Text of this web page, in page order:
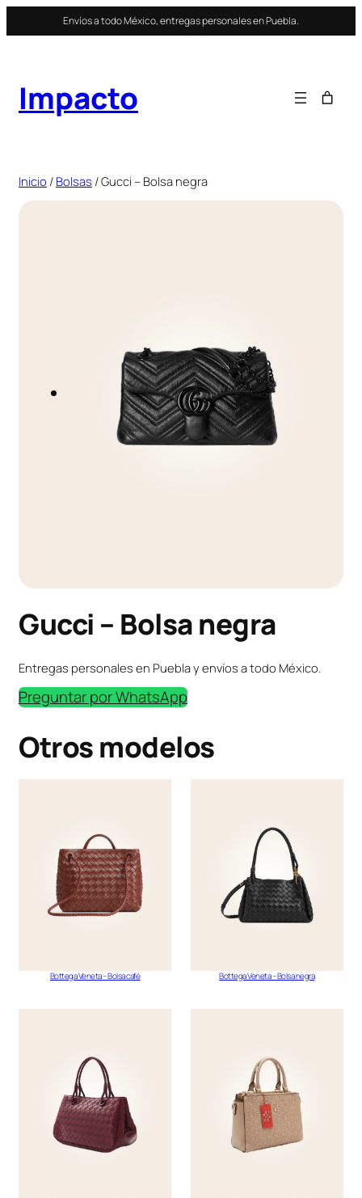
al
Envíos a todo México, entregas personales en Puebla.
Impacto
Inicio / Bolsas / Gucci – Bolsa negra
Gucci – Bolsa negra
Entregas personales en Puebla y envíos a todo México.
Preguntar por WhatsApp
Otros modelos
Bottega Veneta – Bolsa café Bottega Veneta – Bolsa negra